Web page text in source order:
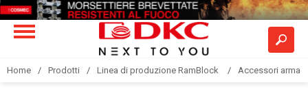
Home Prodotti Linea di produzione RamBlock Accessori armadi